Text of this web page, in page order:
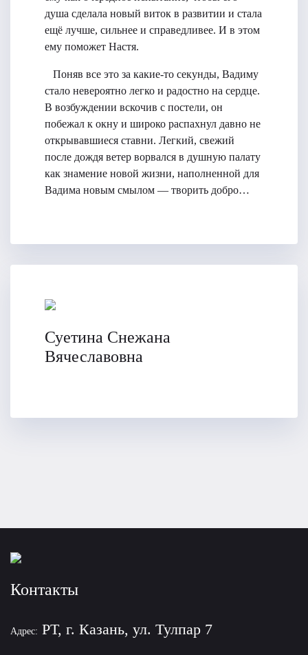
душа сделала новый виток в развитии и стала
ещё лучше, сильнее и справедливее. И в этом
ему поможет Настя.
Поняв все это за какие-то секунды, Вадиму
стало невероятно легко и радостно на сердце.
В возбуждении вскочив с постели, он
побежал к окну и широко распахнул давно не
открывавшиеся ставни. Легкий, свежий
после дождя ветер ворвался в душную палату
как знамение новой жизни, наполненной для
Вадима новым смылом — творить добро…
Суетина Снежана
Вячеславовна
Контакты
Адрес: РТ, г. Казань, ул. Тулпар 7